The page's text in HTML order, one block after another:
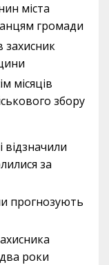
міста
громади
захисник
місяців
збору
відзначили
за
прогнозують
роки